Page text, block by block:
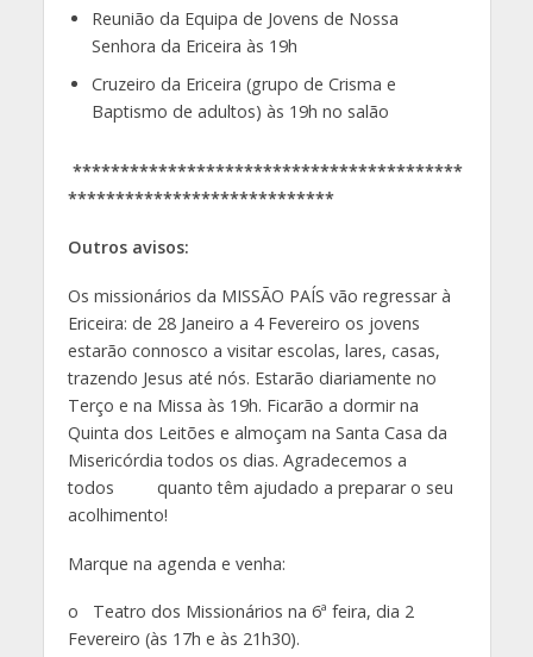
Reunião da Equipa de Jovens de Nossa
Senhora da Ericeira às 19h
Cruzeiro da Ericeira (grupo de Crisma e
Baptismo de adultos) às 19h no salão
*****************************************
****************************
Outros avisos:
Os missionários da MISSÃO PAÍS vão regressar à
Ericeira: de 28 Janeiro a 4 Fevereiro os jovens
estarão connosco a visitar escolas, lares, casas,
trazendo Jesus até nós. Estarão diariamente no
Terço e na Missa às 19h. Ficarão a dormir na
Quinta dos Leitões e almoçam na Santa Casa da
Misericórdia todos os dias. Agradecemos a
todos quanto têm ajudado a preparar o seu
acolhimento!
Marque na agenda e venha:
o Teatro dos Missionários na 6ª feira, dia 2
Fevereiro (às 17h e às 21h30).